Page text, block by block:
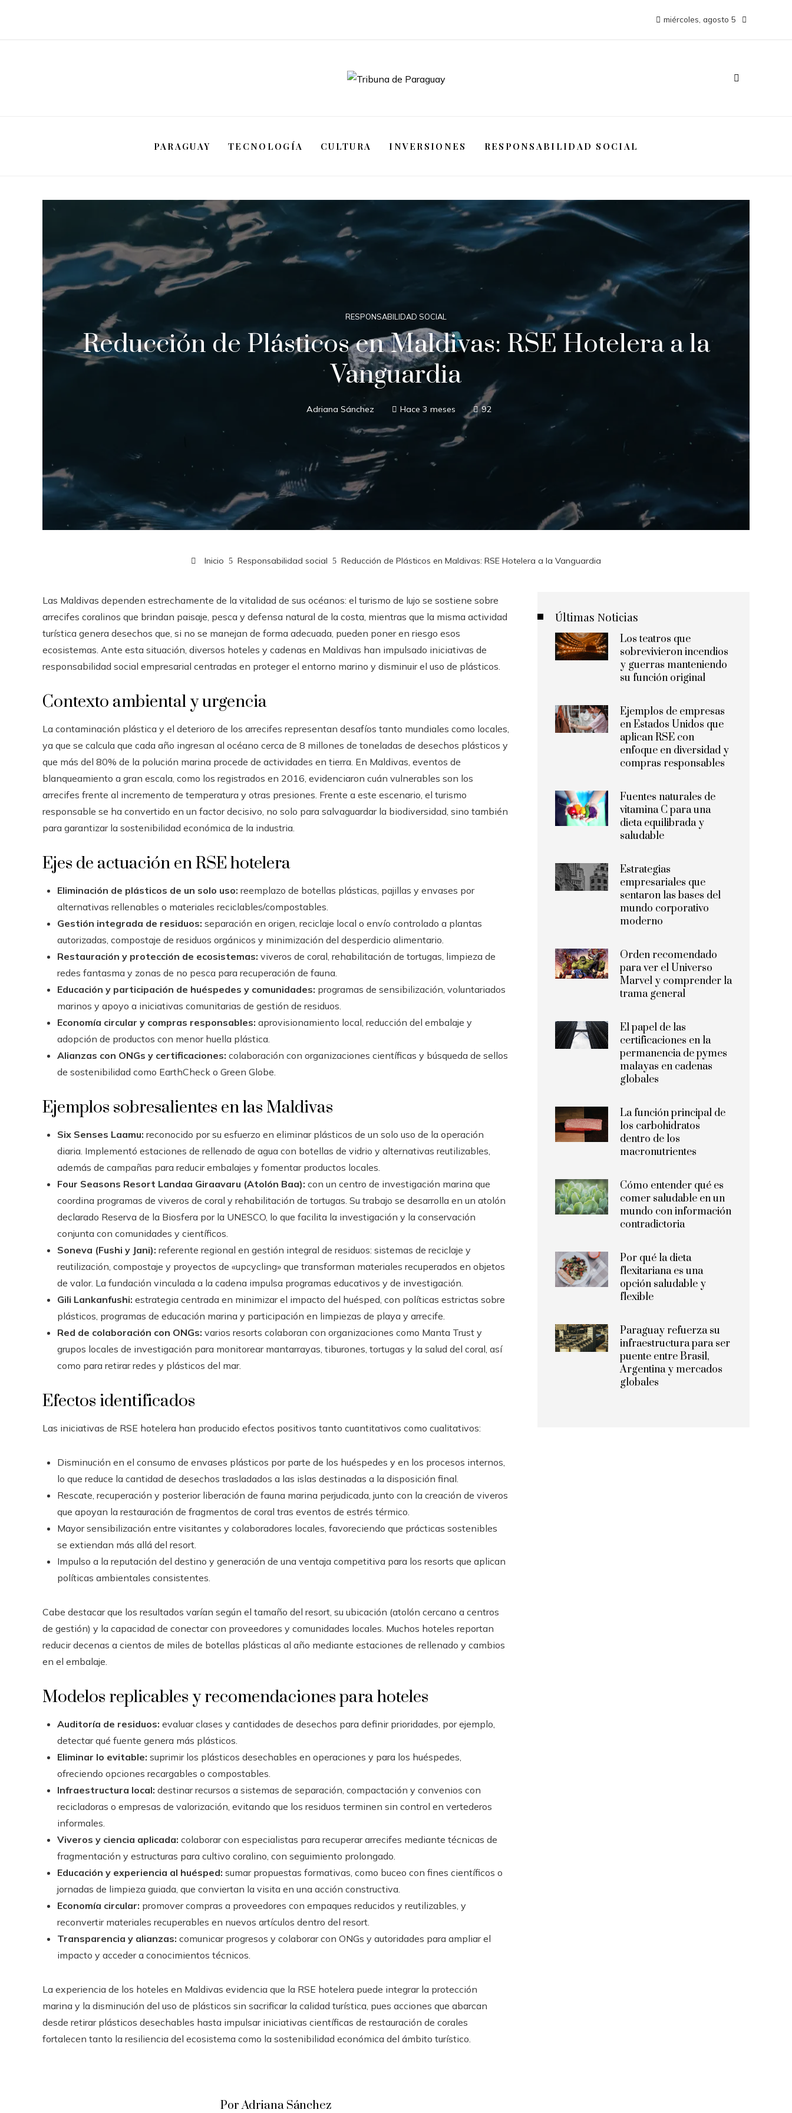
miércoles, agosto 5
PARAGUAY TECNOLOGÍA CULTURA INVERSIONES RESPONSABILIDAD SOCIAL
RESPONSABILIDAD SOCIAL
Reducción de Plásticos en Maldivas: RSE Hotelera a la
Vanguardia
Adriana Sánchez Hace 3 meses 92
Inicio Responsabilidad social Reducción de Plásticos en Maldivas: RSE Hotelera a la Vanguardia
Las Maldivas dependen estrechamente de la vitalidad de sus océanos: el turismo de lujo se sostiene sobre
arrecifes coralinos que brindan paisaje, pesca y defensa natural de la costa, mientras que la misma actividad
turística genera desechos que, si no se manejan de forma adecuada, pueden poner en riesgo esos
ecosistemas. Ante esta situación, diversos hoteles y cadenas en Maldivas han impulsado iniciativas de
responsabilidad social empresarial centradas en proteger el entorno marino y disminuir el uso de plásticos.
Contexto ambiental y urgencia
La contaminación plástica y el deterioro de los arrecifes representan desafíos tanto mundiales como locales,
ya que se calcula que cada año ingresan al océano cerca de 8 millones de toneladas de desechos plásticos y
que más del 80% de la polución marina procede de actividades en tierra. En Maldivas, eventos de
blanqueamiento a gran escala, como los registrados en 2016, evidenciaron cuán vulnerables son los
arrecifes frente al incremento de temperatura y otras presiones. Frente a este escenario, el turismo
responsable se ha convertido en un factor decisivo, no solo para salvaguardar la biodiversidad, sino también
para garantizar la sostenibilidad económica de la industria.
Ejes de actuación en RSE hotelera
Eliminación de plásticos de un solo uso: reemplazo de botellas plásticas, pajillas y envases por
alternativas rellenables o materiales reciclables/compostables.
Gestión integrada de residuos: separación en origen, reciclaje local o envío controlado a plantas
autorizadas, compostaje de residuos orgánicos y minimización del desperdicio alimentario.
Restauración y protección de ecosistemas: viveros de coral, rehabilitación de tortugas, limpieza de
redes fantasma y zonas de no pesca para recuperación de fauna.
Educación y participación de huéspedes y comunidades: programas de sensibilización, voluntariados
marinos y apoyo a iniciativas comunitarias de gestión de residuos.
Economía circular y compras responsables: aprovisionamiento local, reducción del embalaje y
adopción de productos con menor huella plástica.
Alianzas con ONGs y certificaciones: colaboración con organizaciones científicas y búsqueda de sellos
de sostenibilidad como EarthCheck o Green Globe.
Ejemplos sobresalientes en las Maldivas
Six Senses Laamu: reconocido por su esfuerzo en eliminar plásticos de un solo uso de la operación
diaria. Implementó estaciones de rellenado de agua con botellas de vidrio y alternativas reutilizables,
además de campañas para reducir embalajes y fomentar productos locales.
Four Seasons Resort Landaa Giraavaru (Atolón Baa): con un centro de investigación marina que
coordina programas de viveros de coral y rehabilitación de tortugas. Su trabajo se desarrolla en un atolón
declarado Reserva de la Biosfera por la UNESCO, lo que facilita la investigación y la conservación
conjunta con comunidades y científicos.
Soneva (Fushi y Jani): referente regional en gestión integral de residuos: sistemas de reciclaje y
reutilización, compostaje y proyectos de «upcycling» que transforman materiales recuperados en objetos
de valor. La fundación vinculada a la cadena impulsa programas educativos y de investigación.
Gili Lankanfushi: estrategia centrada en minimizar el impacto del huésped, con políticas estrictas sobre
plásticos, programas de educación marina y participación en limpiezas de playa y arrecife.
Red de colaboración con ONGs: varios resorts colaboran con organizaciones como Manta Trust y
grupos locales de investigación para monitorear mantarrayas, tiburones, tortugas y la salud del coral, así
como para retirar redes y plásticos del mar.
Efectos identificados
Las iniciativas de RSE hotelera han producido efectos positivos tanto cuantitativos como cualitativos:
Disminución en el consumo de envases plásticos por parte de los huéspedes y en los procesos internos,
lo que reduce la cantidad de desechos trasladados a las islas destinadas a la disposición final.
Rescate, recuperación y posterior liberación de fauna marina perjudicada, junto con la creación de viveros
que apoyan la restauración de fragmentos de coral tras eventos de estrés térmico.
Mayor sensibilización entre visitantes y colaboradores locales, favoreciendo que prácticas sostenibles
se extiendan más allá del resort.
Impulso a la reputación del destino y generación de una ventaja competitiva para los resorts que aplican
políticas ambientales consistentes.
Cabe destacar que los resultados varían según el tamaño del resort, su ubicación (atolón cercano a centros
de gestión) y la capacidad de conectar con proveedores y comunidades locales. Muchos hoteles reportan
reducir decenas a cientos de miles de botellas plásticas al año mediante estaciones de rellenado y cambios
en el embalaje.
Modelos replicables y recomendaciones para hoteles
Auditoría de residuos: evaluar clases y cantidades de desechos para definir prioridades, por ejemplo,
detectar qué fuente genera más plásticos.
Eliminar lo evitable: suprimir los plásticos desechables en operaciones y para los huéspedes,
ofreciendo opciones recargables o compostables.
Infraestructura local: destinar recursos a sistemas de separación, compactación y convenios con
recicladoras o empresas de valorización, evitando que los residuos terminen sin control en vertederos
informales.
Viveros y ciencia aplicada: colaborar con especialistas para recuperar arrecifes mediante técnicas de
fragmentación y estructuras para cultivo coralino, con seguimiento prolongado.
Educación y experiencia al huésped: sumar propuestas formativas, como buceo con fines científicos o
jornadas de limpieza guiada, que conviertan la visita en una acción constructiva.
Economía circular: promover compras a proveedores con empaques reducidos y reutilizables, y
reconvertir materiales recuperables en nuevos artículos dentro del resort.
Transparencia y alianzas: comunicar progresos y colaborar con ONGs y autoridades para ampliar el
impacto y acceder a conocimientos técnicos.
La experiencia de los hoteles en Maldivas evidencia que la RSE hotelera puede integrar la protección
marina y la disminución del uso de plásticos sin sacrificar la calidad turística, pues acciones que abarcan
desde retirar plásticos desechables hasta impulsar iniciativas científicas de restauración de corales
fortalecen tanto la resiliencia del ecosistema como la sostenibilidad económica del ámbito turístico.
Por Adriana Sánchez
Últimas Noticias
Los teatros que
sobrevivieron incendios
y guerras manteniendo
su función original
Ejemplos de empresas
en Estados Unidos que
aplican RSE con
enfoque en diversidad y
compras responsables
Fuentes naturales de
vitamina C para una
dieta equilibrada y
saludable
Estrategias
empresariales que
sentaron las bases del
mundo corporativo
moderno
Orden recomendado
para ver el Universo
Marvel y comprender la
trama general
El papel de las
certificaciones en la
permanencia de pymes
malayas en cadenas
globales
La función principal de
los carbohidratos
dentro de los
macronutrientes
Cómo entender qué es
comer saludable en un
mundo con información
contradictoria
Por qué la dieta
flexitariana es una
opción saludable y
flexible
Paraguay refuerza su
infraestructura para ser
puente entre Brasil,
Argentina y mercados
globales